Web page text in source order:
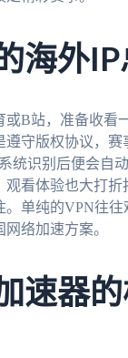
海外IP
或B站，准备收看
守版权协议，
统识别后便会自
观看体验也大打
。单纯的VPN往
络加速方案。
速器